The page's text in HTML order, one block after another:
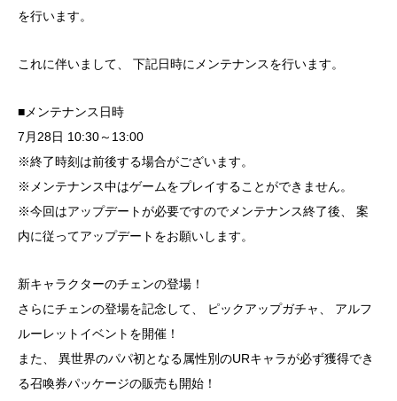
を行います。
これに伴いまして、 下記日時にメンテナンスを行います。
■メンテナンス日時
7月28日 10:30～13:00
※終了時刻は前後する場合がございます。
※メンテナンス中はゲームをプレイすることができません。
※今回はアップデートが必要ですのでメンテナンス終了後、 案
内に従ってアップデートをお願いします。
新キャラクターのチェンの登場！
さらにチェンの登場を記念して、 ピックアップガチャ、 アルフ
ルーレットイベントを開催！
また、 異世界のパパ初となる属性別のURキャラが必ず獲得でき
る召喚券パッケージの販売も開始！